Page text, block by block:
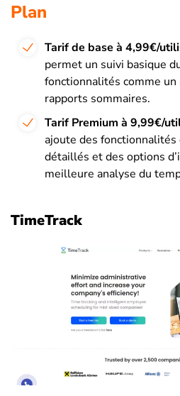
Plan
Tarif de base à 4,99€/
permet un suivi basique
fonctionnalités comme
rapports sommaires.
Tarif Premium à 9,99€/
ajoute des
détaillés et des options
meilleure analyse du
TimeTrack